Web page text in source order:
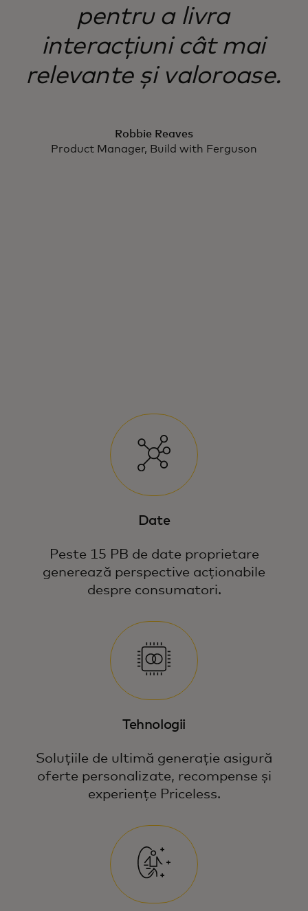
pentru a livra
interacțiuni cât mai
relevante și valoroase.
Robbie Reaves
Product Manager, Build with Ferguson
Date
Peste 15 PB de date proprietare
generează perspective acționabile
despre consumatori.
Tehnologii
Soluțiile de ultimă generație asigură
oferte personalizate, recompense și
experiențe Priceless.